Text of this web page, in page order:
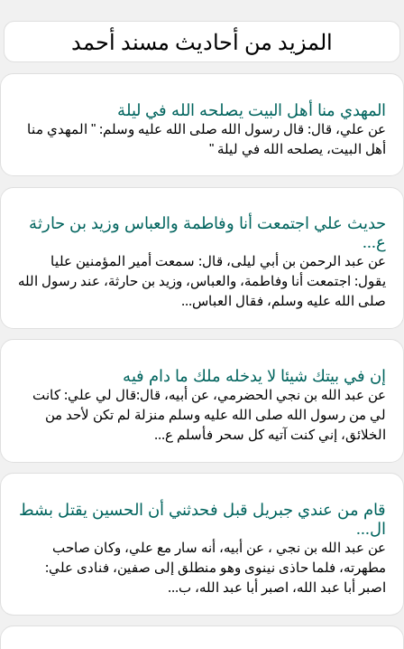
المزيد من أحاديث مسند أحمد
المهدي منا أهل البيت يصلحه الله في ليلة
عن علي، قال: قال رسول الله صلى الله عليه وسلم: " المهدي منا
أهل البيت، يصلحه الله في ليلة "
حديث علي اجتمعت أنا وفاطمة والعباس وزيد بن حارثة
ع...
عن عبد الرحمن بن أبي ليلى، قال: سمعت أمير المؤمنين عليا
يقول: اجتمعت أنا وفاطمة، والعباس، وزيد بن حارثة، عند رسول الله
صلى الله عليه وسلم، فقال العباس...
إن في بيتك شيئا لا يدخله ملك ما دام فيه
عن عبد الله بن نجي الحضرمي، عن أبيه، قال:قال لي علي: كانت
لي من رسول الله صلى الله عليه وسلم منزلة لم تكن لأحد من
الخلائق، إني كنت آتيه كل سحر فأسلم ع...
قام من عندي جبريل قبل فحدثني أن الحسين يقتل بشط
ال...
عن عبد الله بن نجي ، عن أبيه، أنه سار مع علي، وكان صاحب
مطهرته، فلما حاذى نينوى وهو منطلق إلى صفين، فنادى علي:
اصبر أبا عبد الله، اصبر أبا عبد الله، ب...